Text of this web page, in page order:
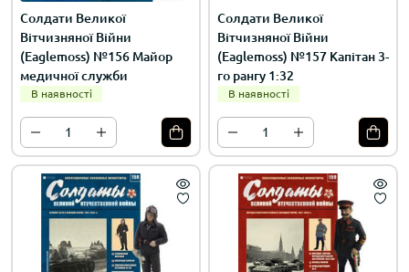
Солдати Великої
Вітчизняної Війни
(Eaglemoss) №156 Майор
медичної служби
В наявності
Солдати Великої
Вітчизняної Війни
(Eaglemoss) №157 Капітан 3-
го рангу 1:32
В наявності